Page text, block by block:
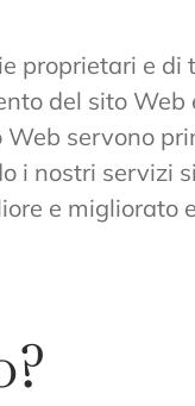
proprietari e di
del sito
servono
i nostri servizi
e migliorato